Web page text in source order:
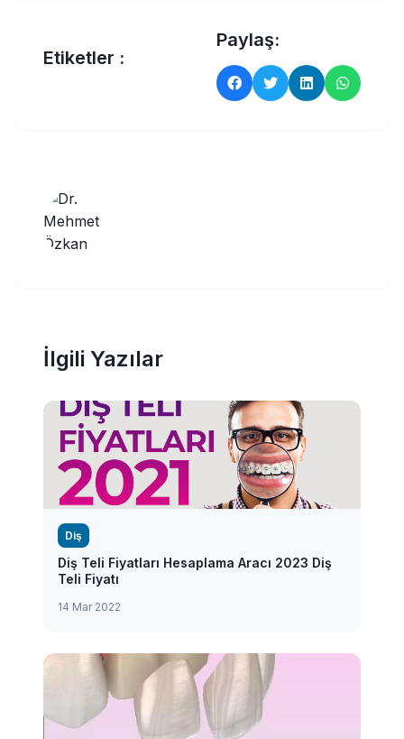
Etiketler :
Paylaş:
İlgili Yazılar
Diş
Diş Teli Fiyatları Hesaplama Aracı 2023 Diş
Teli Fiyatı
14 Mar 2022